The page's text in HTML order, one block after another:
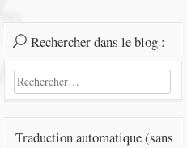
Rechercher dans le blog :
Rechercher :
Traduction automatique (sans